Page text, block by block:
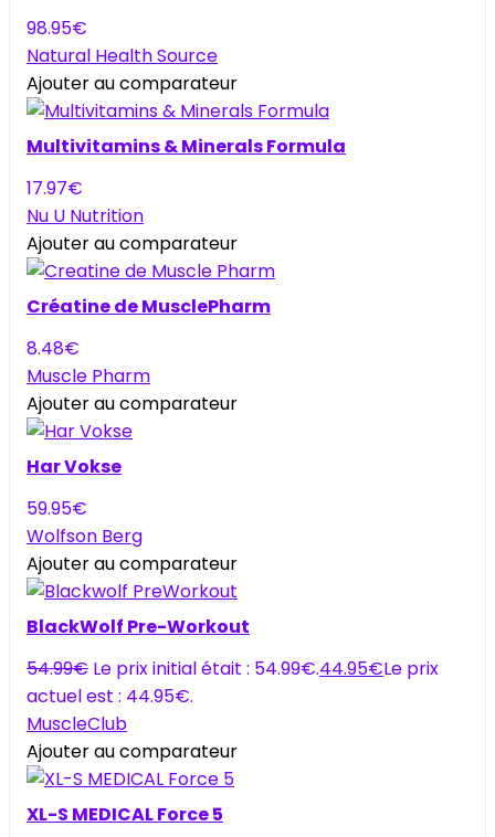
98.95€
Natural Health Source
Ajouter au comparateur
Multivitamins & Minerals Formula
17.97€
Nu U Nutrition
Ajouter au comparateur
Créatine de MusclePharm
8.48€
Muscle Pharm
Ajouter au comparateur
Har Vokse
59.95€
Wolfson Berg
Ajouter au comparateur
BlackWolf Pre-Workout
54.99€ Le prix initial était : 54.99€.44.95€Le prix
actuel est : 44.95€.
MuscleClub
Ajouter au comparateur
XL-S MEDICAL Force 5